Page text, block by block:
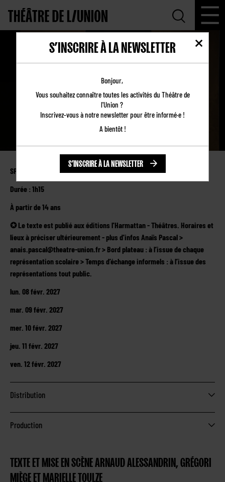
COMME TU ME VOIS
SPECTACLE EN ITINÉRANCE
Durée : 1h15
À partir de 14 ans
✪ Le texte est publié aux éditions l'Harmattan - Théâtres. Horaires et
lieux à préciser ultérieurement - plus d'infos Anaïs Pascal >
anais.pascal@theatre-union.fr > Bord plateau : à l’issue de chaque
représentation scolaire > Temps d’échange informels : à l’issue des
représentations tout public.
lun. 08 févr. 2027
mar. 09 févr. 2027
mer. 10 févr. 2027
jeu. 11 févr. 2027
ven. 12 févr. 2027
Distribution
Production
TEXTE ET MISE EN SCÈNEARNAUD ALESSANDRIN, GRÉGORI
MIÈGEET MARIELLE TOULZE
S’INSCRIRE À LA NEWSLETTER
Bonjour,
Vous souhaitez connaître toutes les activités du Théâtre de
l'Union ?
Inscrivez-vous à notre newsletter pour être informé·e !
A bientôt !
S’INSCRIRE À LA NEWSLETTER